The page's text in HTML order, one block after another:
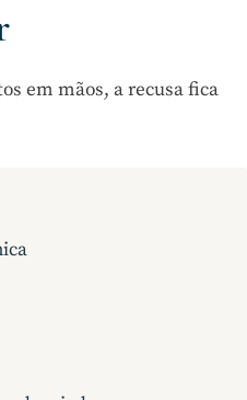
em mãos, a recusa fica